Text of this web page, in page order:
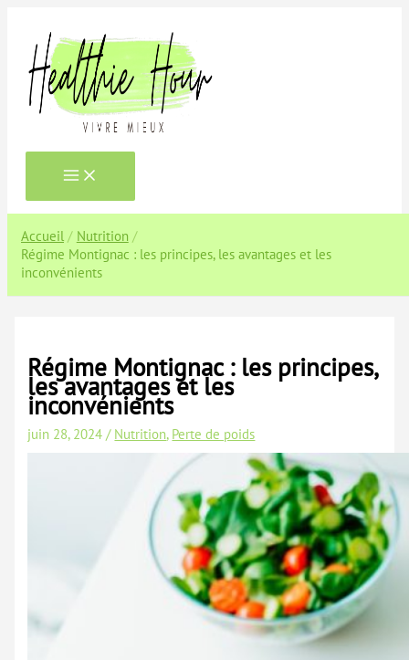
contenu
Accueil
Nutrition
Régime Montignac : les principes, les avantages et les
inconvénients
Régime Montignac : les principes,
les avantages et les
inconvénients
juin 28, 2024/ Nutrition, Perte de poids